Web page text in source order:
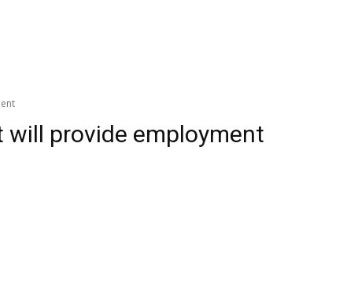
will provide employment